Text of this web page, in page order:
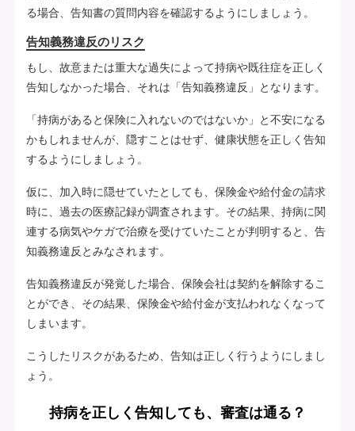
る場合、告知書の質問内容を確認するようにしましょう。
告知義務違反のリスク
もし、故意または重大な過失によって持病や既往症を正しく
告知しなかった場合、それは「告知義務違反」となります。
「持病があると保険に入れないのではないか」と不安になる
かもしれませんが、隠すことはせず、健康状態を正しく告知
するようにしましょう。
仮に、加入時に隠せていたとしても、保険金や給付金の請求
時に、過去の医療記録が調査されます。その結果、持病に関
連する病気やケガで治療を受けていたことが判明すると、告
知義務違反とみなされます。
告知義務違反が発覚した場合、保険会社は契約を解除するこ
とができ、その結果、保険金や給付金が支払われなくなって
しまいます。
こうしたリスクがあるため、告知は正しく行うようにしまし
ょう。
持病を正しく告知しても、審査は通る？